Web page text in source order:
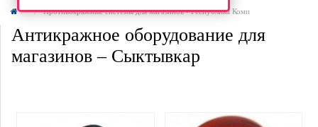
Противокражные системы для магазинов - Республика Коми
Антикражное оборудование для
магазинов – Сыктывкар